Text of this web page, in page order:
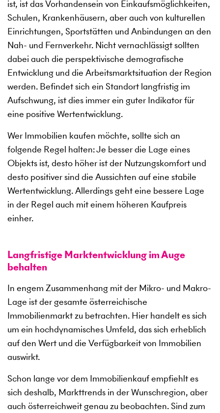
ist, ist das Vorhandensein von Einkaufsmöglichkeiten,
Schulen, Krankenhäusern, aber auch von kulturellen
Einrichtungen, Sportstätten und Anbindungen an den
Nah- und Fernverkehr. Nicht vernachlässigt sollten
dabei auch die perspektivische demografische
Entwicklung und die Arbeitsmarktsituation der Region
werden. Befindet sich ein Standort langfristig im
Aufschwung, ist dies immer ein guter Indikator für
eine positive Wertentwicklung.
Wer Immobilien kaufen möchte, sollte sich an
folgende Regel halten: Je besser die Lage eines
Objekts ist, desto höher ist der Nutzungskomfort und
desto positiver sind die Aussichten auf eine stabile
Wertentwicklung. Allerdings geht eine bessere Lage
in der Regel auch mit einem höheren Kaufpreis
einher.
Langfristige Marktentwicklung im Auge
behalten
In engem Zusammenhang mit der Mikro- und Makro-
Lage ist der gesamte österreichische
Immobilienmarkt zu betrachten. Hier handelt es sich
um ein hochdynamisches Umfeld, das sich erheblich
auf den Wert und die Verfügbarkeit von Immobilien
auswirkt.
Schon lange vor dem Immobilienkauf empfiehlt es
sich deshalb, Markttrends in der Wunschregion, aber
auch österreichweit genau zu beobachten. Sind zum